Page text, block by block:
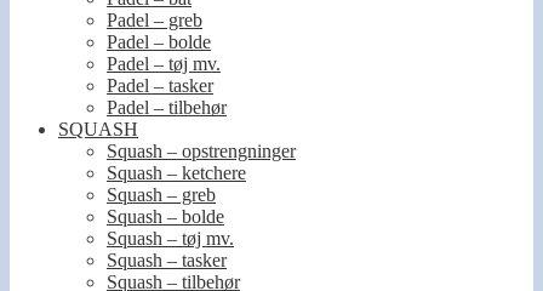
Padel – greb
Padel – bolde
Padel – tøj mv.
Padel – tasker
Padel – tilbehør
SQUASH
Squash – opstrengninger
Squash – ketchere
Squash – greb
Squash – bolde
Squash – tøj mv.
Squash – tasker
Squash – tilbehør